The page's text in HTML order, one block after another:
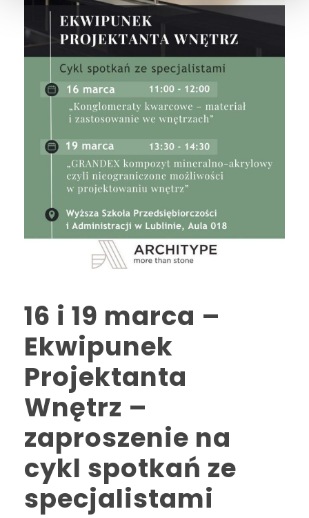
16 i 19 marca –
Ekwipunek
Projektanta
Wnętrz –
zaproszenie na
cykl spotkań ze
specjalistami